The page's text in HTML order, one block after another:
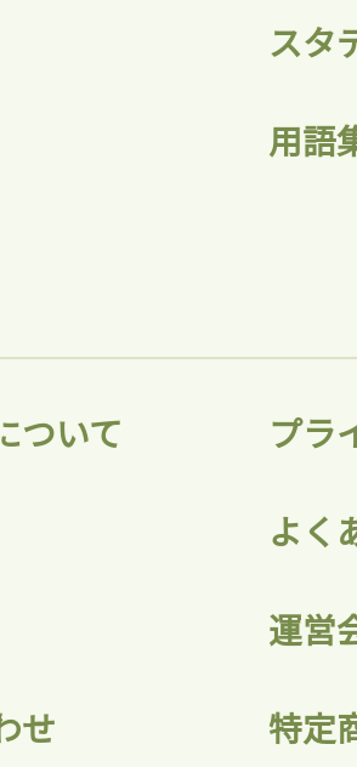
スタ
用語
ついて プラ
よく
運営
せ 特定